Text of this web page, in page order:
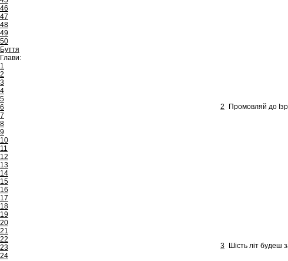
46
47
48
49
50
Буття
Глави:
1
2
3
4
5
6
7
8
9
10
11
12
13
14
15
16
17
18
19
20
21
22
23
24
2 Промовляй до
3 Шість літ будеш